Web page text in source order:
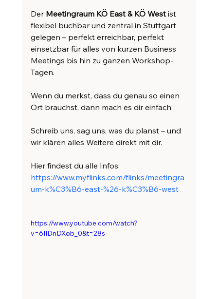
Der Meetingraum KÖ East & KÖ West ist
flexibel buchbar und zentral in Stuttgart
gelegen – perfekt erreichbar, perfekt
einsetzbar für alles von kurzen Business
Meetings bis hin zu ganzen Workshop-
Tagen.
Wenn du merkst, dass du genau so einen
Ort brauchst, dann mach es dir einfach:
Schreib uns, sag uns, was du planst – und
wir klären alles Weitere direkt mit dir.
Hier findest du alle Infos:
https://www.myflinks.com/flinks/meetingra
um-k%C3%B6-east-%26-k%C3%B6-west
https://www.youtube.com/watch?
v=6IIDnDXob_0&t=28s